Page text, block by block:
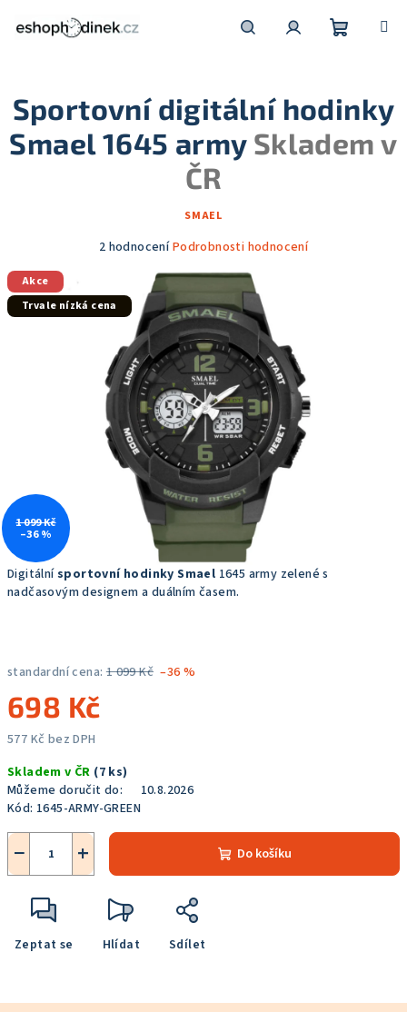
košík
Digitálnísportovní hodinky Smael 1645 army zelené s
nadčasovým designem a duálním časem.
standardní cena: 1 099 Kč –36 %
698 Kč
577 Kč bez DPH
cena:
Skladem v ČR (7 ks)
Můžeme doručit do:
10.8.2026
Kód: 1645-ARMY-GREEN
+
− Do košíku
Zeptat se Hlídat Sdílet
Sportovní digitální hodinky
Smael 1645 army Skladem v
ČR
SMAEL
Průměrné
produktu
je
5,0
hvězdiček.
2 hodnoceníPodrobnosti hodnocení
Akce
Trvale nízká cena
1 099 Kč
–36 %